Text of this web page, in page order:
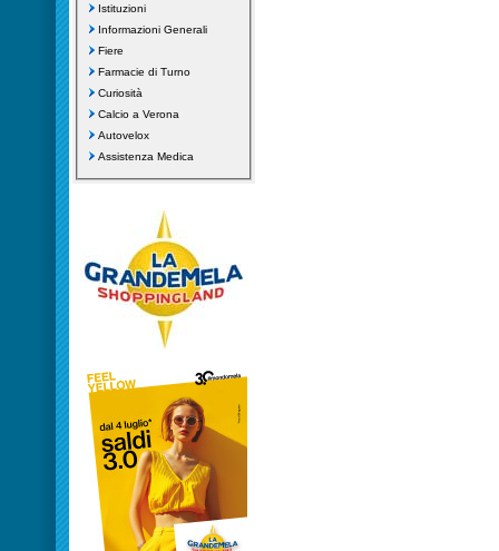
Istituzioni
Informazioni Generali
Fiere
Farmacie di Turno
Curiosità
Calcio a Verona
Autovelox
Assistenza Medica